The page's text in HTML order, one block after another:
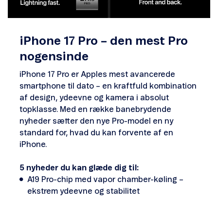
iPhone 17 Pro – den mest Pro
nogensinde
iPhone 17 Pro er Apples mest avancerede
smartphone til dato – en kraftfuld kombination
af design, ydeevne og kamera i absolut
topklasse. Med en række banebrydende
nyheder sætter den nye Pro-model en ny
standard for, hvad du kan forvente af en
iPhone.
5 nyheder du kan glæde dig til:
A19 Pro-chip med vapor chamber-køling –
ekstrem ydeevne og stabilitet